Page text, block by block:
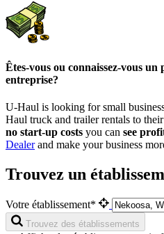
Êtes-vous ou connaissez-vous
entreprise?
U-Haul is looking for small
Haul truck and trailer rentals to
no start-up costs you can see
Dealerand make your business
Trouvez un
Votre établissement*
Trouvez des établissements